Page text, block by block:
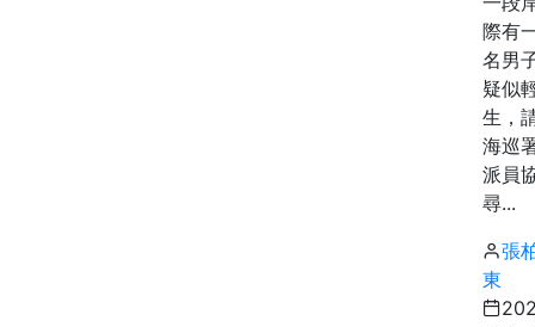
際有
名男
疑似
生，
海巡
派員
尋...
張
東